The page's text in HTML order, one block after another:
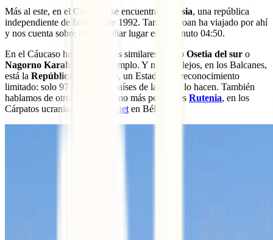
Más al este, en el Cáucaso, se encuentra
Abjasia, una república
independiente de facto desde 1992. También Joan ha viajado por ahí
y nos cuenta sobre este peculiar lugar en el minuto 04:50.
En el Cáucaso hay otras zonas similares, como Osetia del sur o
Nagorno Karabakh
, por ejemplo. Y no muy lejos, en los Balcanes,
está la República de Kosovo , un Estado con reconocimiento
limitado: solo 97 de los 193 países de la ONU lo hacen. También
hablamos de otros lugares como más peculiares Rutenia, en los
Cárpatos ucranianos o
Moresnet en Bélgica.